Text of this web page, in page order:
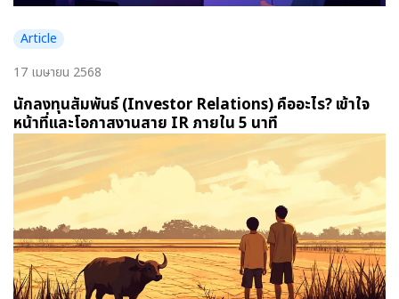
Article
17 เมษายน 2568
นักลงทุนสัมพันธ์ (Investor Relations) คืออะไร? เข้าใจ
หน้าที่และโอกาสงานสาย IR ภายใน 5 นาที